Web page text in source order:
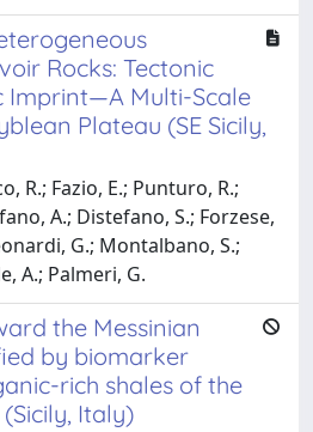
Rocks: Tectonic
Imprint—A Multi-Scale
Plateau (SE Sicily,
R.; Fazio, E.; Punturo, R.;
A.; Distefano, S.; Forzese,
G.; Montalbano, S.;
A.; Palmeri, G.
the Messinian
by biomarker
rich shales of the
Italy)